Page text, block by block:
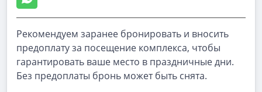
Рекомендуем заранее бронировать и вносить
предоплату за посещение комплекса, чтобы
гарантировать ваше место в праздничные дни.
Без предоплаты бронь может быть снята.